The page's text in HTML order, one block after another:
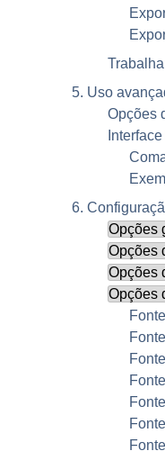
5. Uso
Opções
Interface
6.
Opções
Opções
Opções
Opções